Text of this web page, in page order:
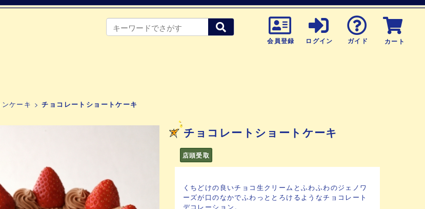
会員登録 ログイン ガイド カート
ケーキ >チョコレートショートケーキ
チョコレートショートケーキ
店頭受取
くちどけの良いチョコ生クリームとふわふわのジェノワ
ーズが口のなかでふわっととろけるようなチョコレート
デコレーション。